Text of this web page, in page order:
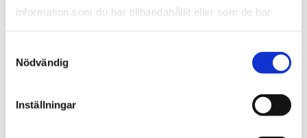
information som du har tillhandahållit eller som de har
Nödvändig
Inställningar
Vardag